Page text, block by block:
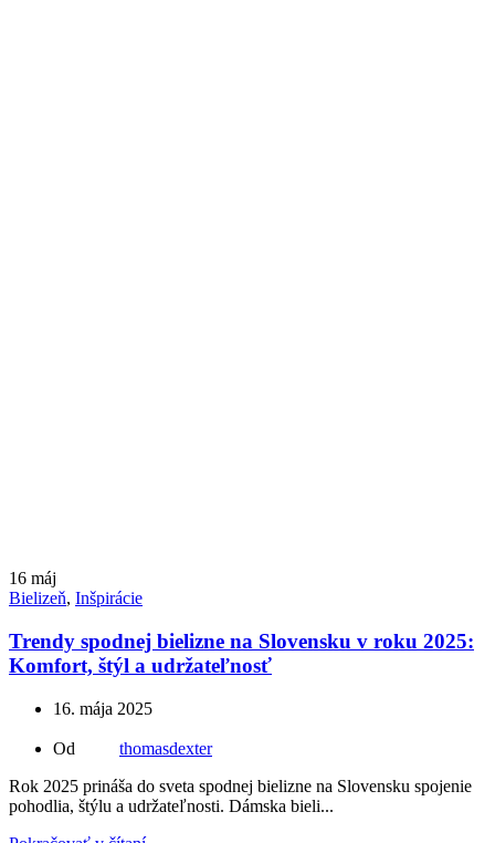
16 máj
Bielizeň, Inšpirácie
Trendy spodnej bielizne na Slovensku v roku 2025:
Komfort, štýl a udržateľnosť
16. mája 2025
Od
thomasdexter
Rok 2025 prináša do sveta spodnej bielizne na Slovensku spojenie
pohodlia, štýlu a udržateľnosti. Dámska bieli...